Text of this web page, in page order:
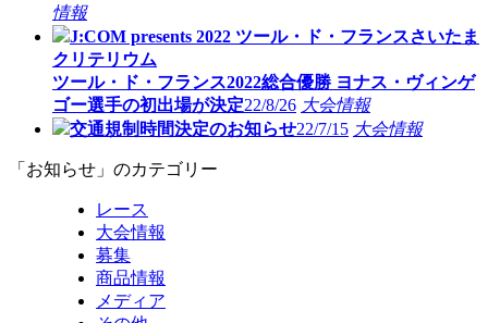
情報
J:COM presents 2022 ツール・ド・フランスさいたま
クリテリウム
ツール・ド・フランス2022総合優勝 ヨナス・ヴィンゲ
ゴー選手の初出場が決定22/8/26 大会情報
交通規制時間決定のお知らせ22/7/15 大会情報
「お知らせ」のカテゴリー
レース
大会情報
募集
商品情報
メディア